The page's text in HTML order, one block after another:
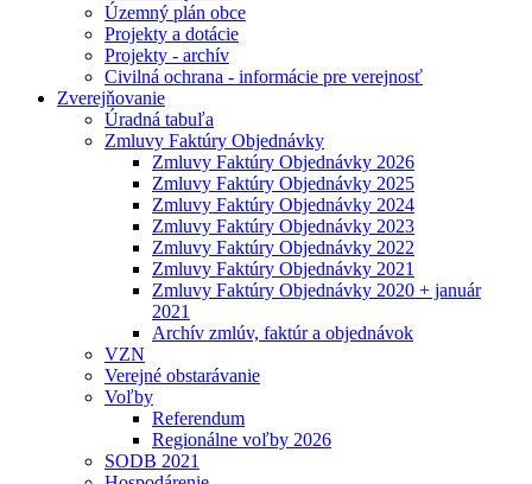
Územný plán obce
Projekty a dotácie
Projekty - archív
Civilná ochrana - informácie pre verejnosť
Zverejňovanie
Úradná tabuľa
Zmluvy Faktúry Objednávky
Zmluvy Faktúry Objednávky 2026
Zmluvy Faktúry Objednávky 2025
Zmluvy Faktúry Objednávky 2024
Zmluvy Faktúry Objednávky 2023
Zmluvy Faktúry Objednávky 2022
Zmluvy Faktúry Objednávky 2021
Zmluvy Faktúry Objednávky 2020 + január
2021
Archív zmlúv, faktúr a objednávok
VZN
Verejné obstarávanie
Voľby
Referendum
Regionálne voľby 2026
SODB 2021